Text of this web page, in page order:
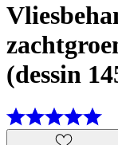
(dessin